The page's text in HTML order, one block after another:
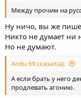
Между прочим на
Ну ничо, вы же
Никто не думает ни
Но не думают.
Andu 69 сказал(а):
А если брать у него
продлевать агонию.